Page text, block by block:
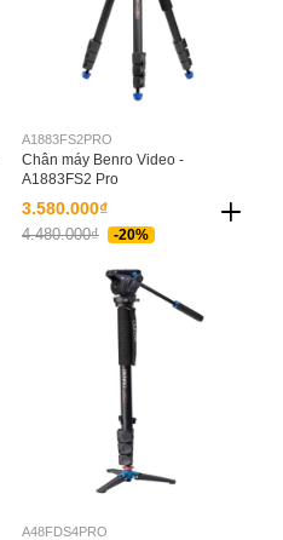
A1883FS2PRO
Chân máy Benro Video -
A1883FS2 Pro
3.580.000₫
4.480.000₫ -20%
A48FDS4PRO